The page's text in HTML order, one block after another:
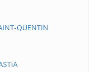
QUENTiN